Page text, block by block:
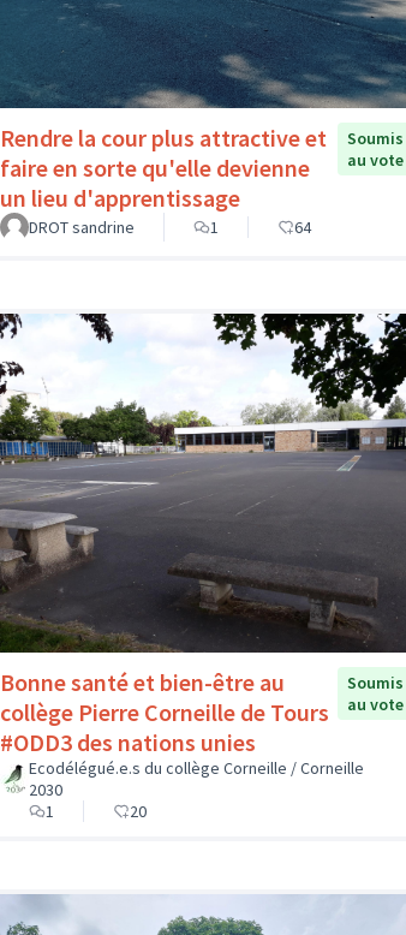
Rendre la cour plus attractive et
faire en sorte qu'elle devienne
un lieu d'apprentissage
Soumis
au vote
DROT sandrine 1 64
Bonne santé et bien-être au
collège Pierre Corneille de Tours
#ODD3 des nations unies
Soumis
au vote
Ecodélégué.e.s du collège Corneille / Corneille
2030
1
20